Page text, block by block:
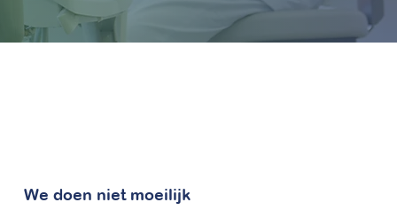
We doen niet moeilijk